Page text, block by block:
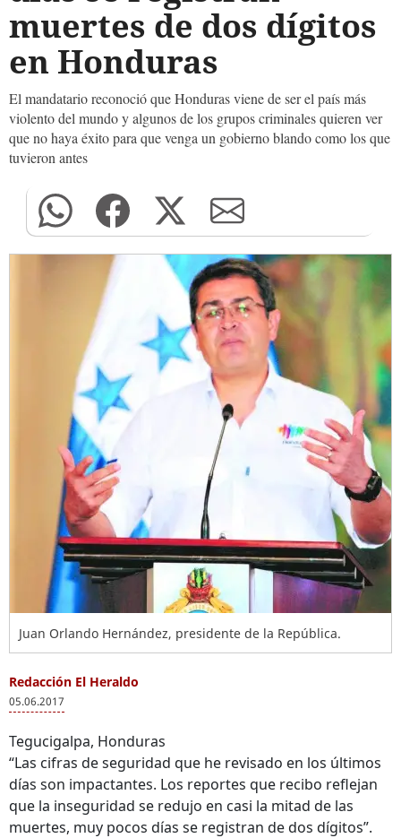
muertes de dos dígitos
en Honduras
El mandatario reconoció que Honduras viene de ser el país más
violento del mundo y algunos de los grupos criminales quieren ver
que no haya éxito para que venga un gobierno blando como los que
tuvieron antes
Juan Orlando Hernández, presidente de la República.
Redacción El Heraldo
05.06.2017
Tegucigalpa, Honduras
“Las cifras de seguridad que he revisado en los últimos
días son impactantes. Los reportes que recibo reflejan
que la inseguridad se redujo en casi la mitad de las
muertes, muy pocos días se registran de dos dígitos”.